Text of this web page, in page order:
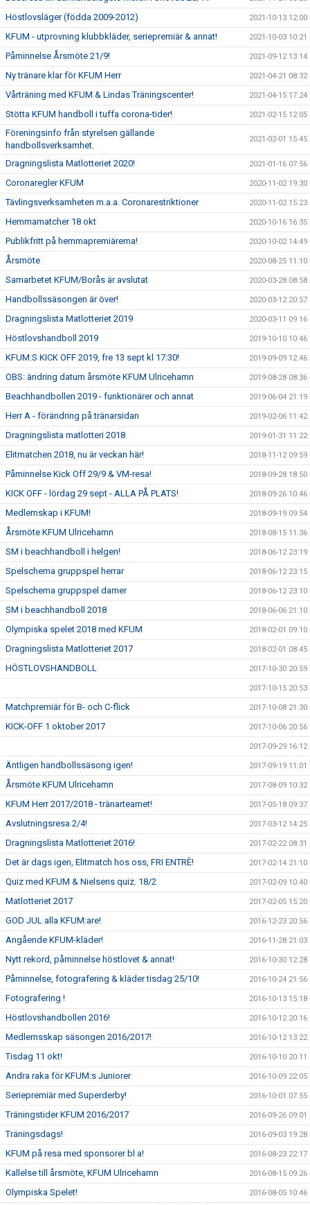
Höstlovsläger (födda 2009-2012) 2021-10-13 12:00
KFUM - utprovning klubbkläder, seriepremiär & annat! 2021-10-03 10:21
Påminnelse Årsmöte 21/9! 2021-09-12 13:14
Ny tränare klar för KFUM Herr 2021-04-21 08:32
Vårträning med KFUM & Lindas Träningscenter! 2021-04-15 17:24
Stötta KFUM handboll i tuffa corona-tider! 2021-02-15 12:05
Föreningsinfo från styrelsen gällande
handbollsverksamhet.
2021-02-01 15:45
Dragningslista Matlotteriet 2020! 2021-01-16 07:56
Coronaregler KFUM 2020-11-02 19:30
Tävlingsverksamheten m.a.a. Coronarestriktioner 2020-11-02 15:23
Hemmamatcher 18 okt 2020-10-16 16:35
Publikfritt på hemmapremiärerna! 2020-10-02 14:49
Årsmöte 2020-08-25 11:10
Samarbetet KFUM/Borås är avslutat 2020-03-28 08:58
Handbollssäsongen är över! 2020-03-12 20:57
Dragningslista Matlotteriet 2019 2020-03-11 09:16
Höstlovshandboll 2019 2019-10-10 10:46
KFUM:S KICK OFF 2019, fre 13 sept kl 17:30! 2019-09-09 12:46
OBS: ändring datum årsmöte KFUM Ulricehamn 2019-08-28 08:36
Beachhandbollen 2019 - funktionärer och annat 2019-06-04 21:19
Herr A - förändring på tränarsidan 2019-02-06 11:42
Dragningslista matlotteri 2018 2019-01-31 11:22
Elitmatchen 2018, nu är veckan här! 2018-11-12 09:59
Påminnelse Kick Off 29/9 & VM-resa! 2018-09-28 18:50
KICK OFF - lördag 29 sept - ALLA PÅ PLATS! 2018-09-26 10:46
Medlemskap i KFUM! 2018-09-19 09:54
Årsmöte KFUM Ulricehamn 2018-08-15 11:36
SM i beachhandboll i helgen! 2018-06-12 23:19
Spelschema gruppspel herrar 2018-06-12 23:15
Spelschema gruppspel damer 2018-06-12 23:10
SM i beachhandboll 2018 2018-06-06 21:10
Olympiska spelet 2018 med KFUM 2018-02-01 09:10
Dragningslista Matlotteriet 2017 2018-02-01 08:45
HÖSTLOVSHANDBOLL 2017-10-30 20:59
2017-10-15 20:53
Matchpremiär för B- och C-flick 2017-10-08 21:30
KICK-OFF 1 oktober 2017 2017-10-06 20:56
2017-09-29 16:12
Äntligen handbollssäsong igen! 2017-09-19 11:01
Årsmöte KFUM Ulricehamn 2017-08-09 10:32
KFUM Herr 2017/2018 - tränarteamet! 2017-05-18 09:37
Avslutningsresa 2/4! 2017-03-12 14:25
Dragningslista Matlotteriet 2016! 2017-02-22 08:31
Det är dags igen, Elitmatch hos oss, FRI ENTRÈ! 2017-02-14 21:10
Quiz med KFUM & Nielsens quiz. 18/2 2017-02-09 10:40
Matlotteriet 2017 2017-02-05 15:20
GOD JUL alla KFUM:are! 2016-12-23 20:56
Angående KFUM-kläder! 2016-11-28 21:03
Nytt rekord, påminnelse höstlovet & annat! 2016-10-30 12:28
Påminnelse, fotografering & kläder tisdag 25/10! 2016-10-24 21:56
Fotografering ! 2016-10-13 15:18
Höstlovshandbollen 2016! 2016-10-12 20:16
Medlemsskap säsongen 2016/2017! 2016-10-12 13:22
Tisdag 11 okt! 2016-10-10 20:11
Andra raka för KFUM:s Juniorer 2016-10-09 22:05
Seriepremiär med Superderby! 2016-10-01 07:55
Träningstider KFUM 2016/2017 2016-09-26 09:01
Träningsdags! 2016-09-03 19:28
KFUM på resa med sponsorer bl a! 2016-08-23 22:17
Kallelse till årsmöte, KFUM Ulricehamn 2016-08-15 09:26
Olympiska Spelet! 2016-08-05 10:46